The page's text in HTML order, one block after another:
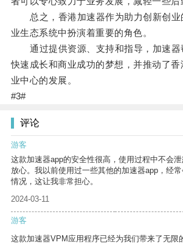
总之，香港加速器作为助力创新创业
业生态系统中扮演着重要的角色。
通过提供资源、支持和指导，加速器
快速成长和商业成功的梦想，并推动了香
业中心的发展。
#3#
评论
游客
这款加速器app的安全性很高，使用过程中不会
放心。我以前使用过一些其他的加速器app，经
情况，这让我非常担心。
2024-03-11
游客
这款加速器VPM应用程序已经为我们带来了无限